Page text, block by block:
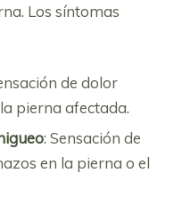
Los síntomas
de dolor
pierna afectada.
: Sensación de
en la pierna o el